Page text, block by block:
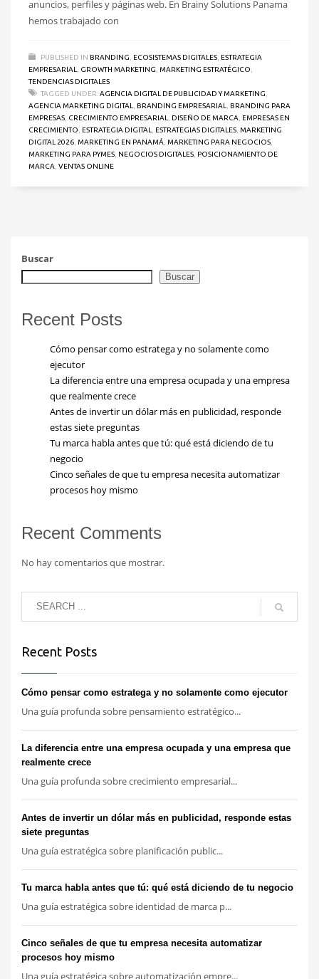
anuncios, perfiles y páginas web. En Brainy Solutions Panama
hemos trabajado con
PUBLISHED IN BRANDING ECOSISTEMAS DIGITALES ESTRATEGIA
EMPRESARIAL
GROWTH MARKETING MARKETING ESTRATÉGICO
TENDENCIAS DIGITALES
TAGGED UNDER:AGENCIA DIGITAL DE PUBLICIDAD Y MARKETING
AGENCIA MARKETING DIGITAL
BRANDING EMPRESARIAL
BRANDING PARA
EMPRESAS CRECIMIENTO EMPRESARIAL DISEÑO DE MARCA
EMPRESAS EN
CRECIMIENTO
ESTRATEGIA DIGITAL ESTRATEGIAS DIGITALES MARKETING
DIGITAL 2026 MARKETING EN PANAMÁ MARKETING PARA NEGOCIOS
MARKETING PARA PYMES NEGOCIOS DIGITALES POSICIONAMIENTO DE
MARCA VENTAS ONLINE
Buscar
Buscar
Recent Posts
Cómo pensar como estratega y no solamente como
ejecutor
La diferencia entre una empresa ocupada y una empresa
que realmente crece
Antes de invertir un dólar más en publicidad, responde
estas siete preguntas
Tu marca habla antes que tú: qué está diciendo de tu
negocio
Cinco señales de que tu empresa necesita automatizar
procesos hoy mismo
Recent Comments
No hay comentarios que mostrar.
Recent Posts
Cómo pensar como estratega y no solamente como ejecutor
Una guía profunda sobre pensamiento estratégico...
La diferencia entre una empresa ocupada y una empresa que
realmente crece
Una guía profunda sobre crecimiento empresarial...
Antes de invertir un dólar más en publicidad, responde estas
siete preguntas
Una guía estratégica sobre planificación public...
Tu marca habla antes que tú: qué está diciendo de tu negocio
Una guía estratégica sobre identidad de marca p...
Cinco señales de que tu empresa necesita automatizar
procesos hoy mismo
Una guía estratégica sobre automatización empre...